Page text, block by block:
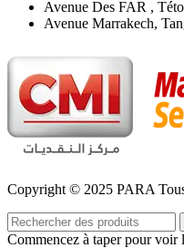
Avenue Des FAR ,
Avenue Marrakech,
Copyright © 2025 PARA
Commencez à taper pour voir